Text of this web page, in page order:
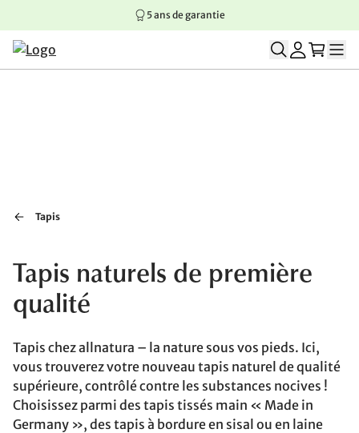
Aller au contenu principal
Aller à la navigation principale
Aller au pied de page
5 ans de garantie
Tapis
Tapis naturels de première
qualité
Tapis chez allnatura – la nature sous vos pieds. Ici,
vous trouverez votre nouveau tapis naturel de qualité
supérieure, contrôlé contre les substances nocives !
Choisissez parmi des tapis tissés main « Made in
Germany », des tapis à bordure en sisal ou en laine